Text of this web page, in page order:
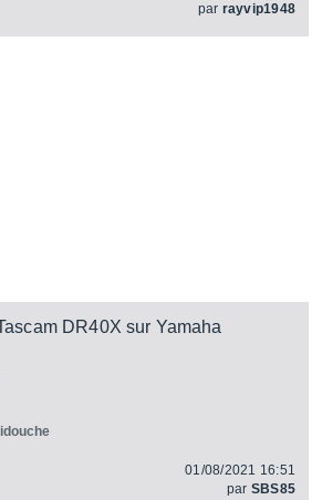
par rayvip1948
DR40X sur Yamaha
01/08/2021 16:51
par SBS85